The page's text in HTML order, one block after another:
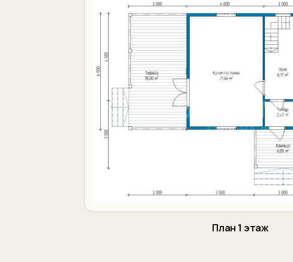
План 1 этаж